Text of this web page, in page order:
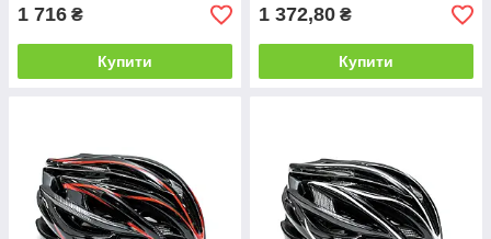
1 716 ₴
Купити
1 372,80 ₴
Купити